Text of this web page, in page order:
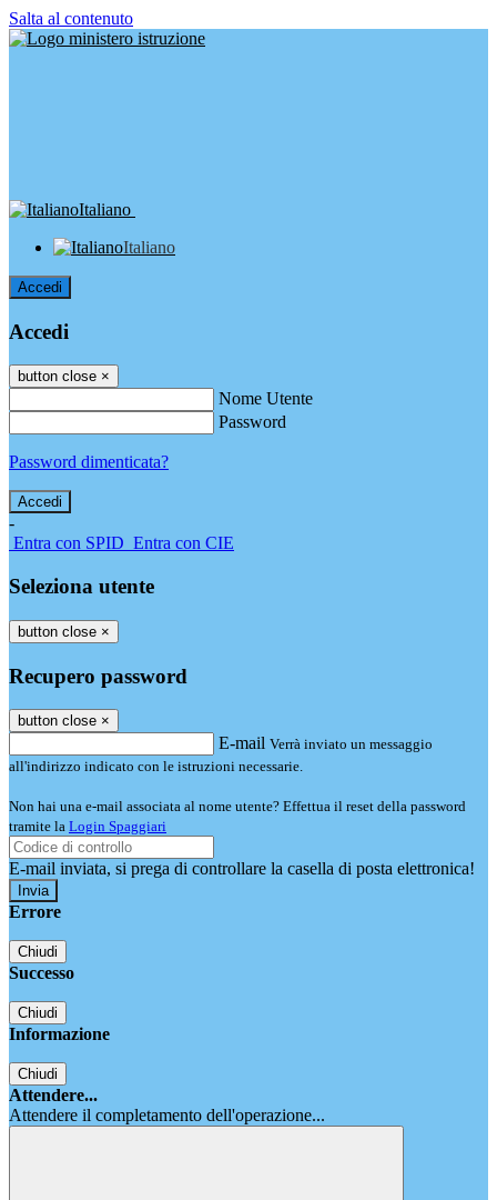
Salta al contenuto
Italiano
Italiano
Accedi
Accedi
button close ×
Nome Utente
Password
Password dimenticata?
-
Entra con SPID Entra con CIE
Seleziona utente
button close ×
Recupero password
button close ×
E-mail Verrà inviato un messaggio
all'indirizzo indicato con le istruzioni necessarie.
Non hai una e-mail associata al nome utente? Effettua il reset della password
tramite la Login Spaggiari
E-mail inviata, si prega di controllare la casella di posta elettronica!
Errore
Chiudi
Successo
Chiudi
Informazione
Chiudi
Attendere...
Attendere il completamento dell'operazione...